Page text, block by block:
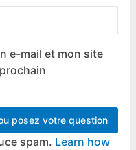
e-mail et mon site
spam. Learn how